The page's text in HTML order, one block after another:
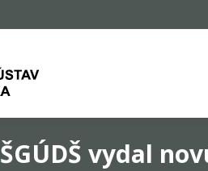
ŠGÚDŠ vydal